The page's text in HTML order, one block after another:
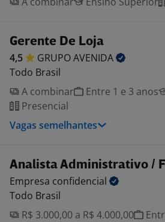
Gerente De Loja
4,5 GRUPOAVENIDA
Todo Brasil
A combinar
Entre 1 e 3 anos
Presencial
Vagas semelhantes
Analista Administrativo /
Empresa confidencial
Todo Brasil
R$ 3.000,00 a R$ 4.000,00